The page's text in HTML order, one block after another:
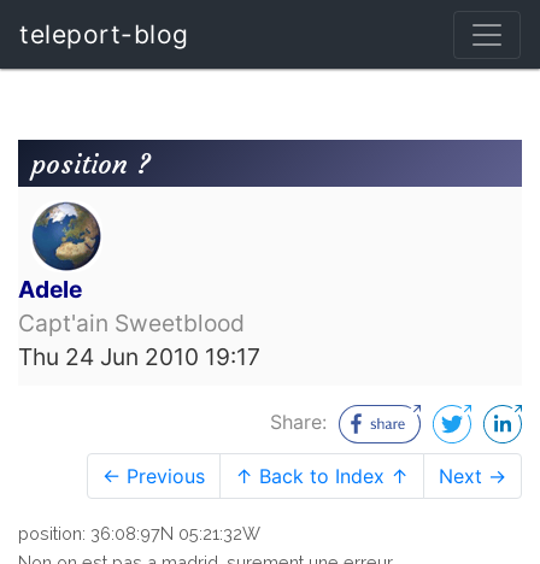
teleport-blog
position ?
Adele
Capt'ain Sweetblood
Thu 24 Jun 2010 19:17
Share:
← Previous ↑ Back to Index ↑ Next →
position: 36:08:97N 05:21:32W